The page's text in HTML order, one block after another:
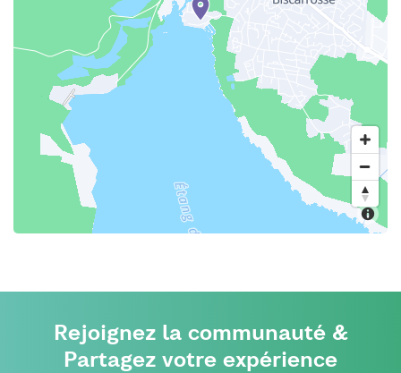
Rejoignez la communauté &
Partagez votre expérience